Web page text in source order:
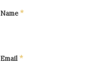
Name*
Email *